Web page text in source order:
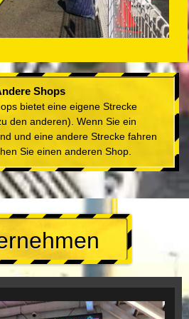
Shops
bietet eine eigene Strecke
den anderen). Wenn Sie ein
und eine andere Strecke fahren
Sie einen anderen Shop.